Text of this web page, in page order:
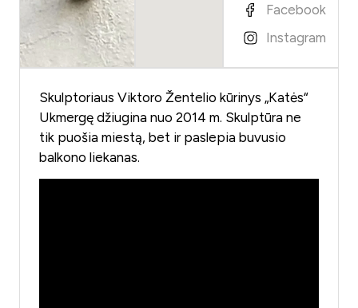
Facebook
Instagram
Skulptoriaus Viktoro Žentelio kūrinys „Katės“
Ukmergę džiugina nuo 2014 m. Skulptūra ne
tik puošia miestą, bet ir paslepia buvusio
balkono liekanas.